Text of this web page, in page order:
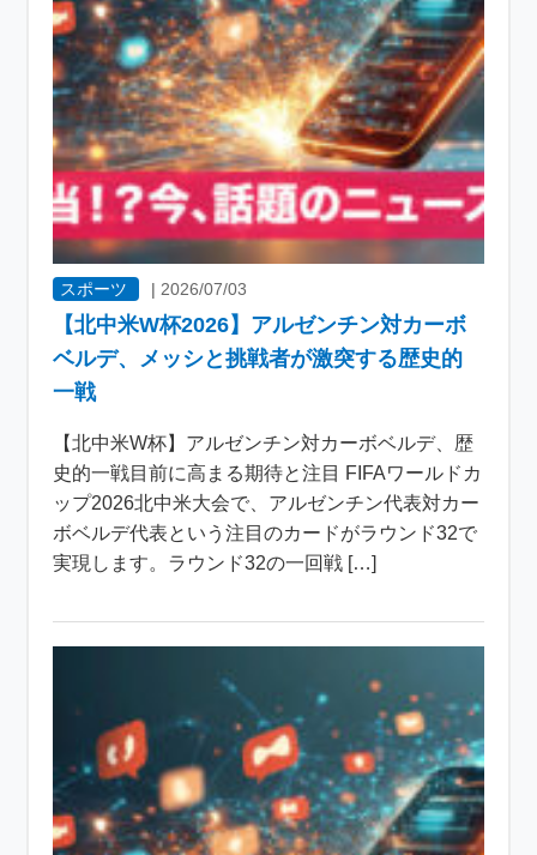
スポーツ | 2026/07/03
【北中米W杯2026】アルゼンチン対カーボ
ベルデ、メッシと挑戦者が激突する歴史的
一戦
【北中米W杯】アルゼンチン対カーボベルデ、歴
史的一戦目前に高まる期待と注目 FIFAワールドカ
ップ2026北中米大会で、アルゼンチン代表対カー
ボベルデ代表という注目のカードがラウンド32で
実現します。ラウンド32の一回戦 […]